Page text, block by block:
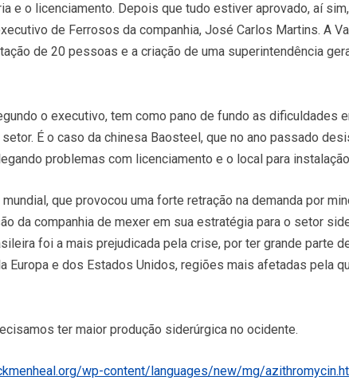
e o licenciamento. Depois que tudo estiver aprovado, aí
de Ferrosos da companhia, José Carlos Martins. A
de 20 pessoas e a criação de uma superintendência
o executivo, tem como pano de fundo as dificuldades
É o caso da chinesa Baosteel, que no ano passado
problemas com licenciamento e o local para
que provocou uma forte retração na demanda por
da companhia de mexer em sua estratégia para o setor
foi a mais prejudicada pela crise, por ter grande parte
Europa e dos Estados Unidos, regiões mais afetadas pela
ter maior produção siderúrgica no ocidente.
wp-content/languages/new/mg/